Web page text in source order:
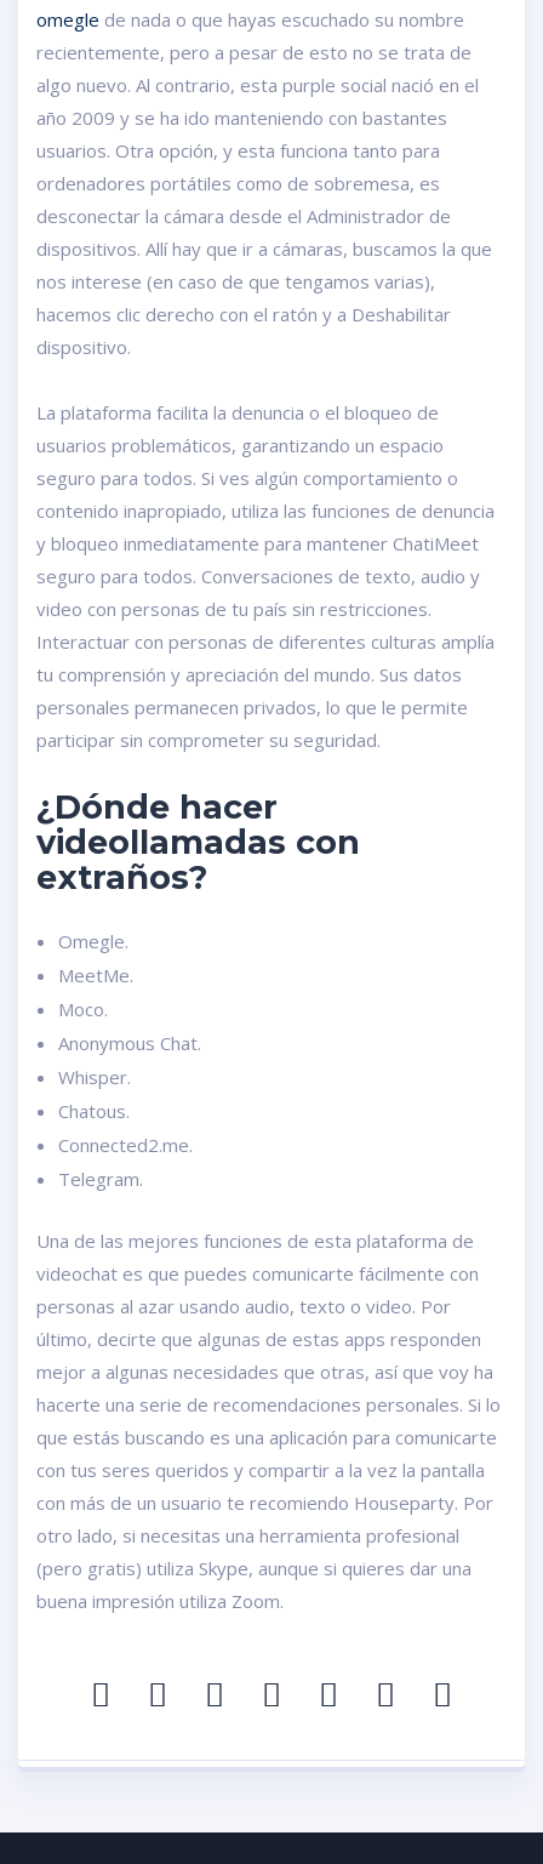
omegle de nada o que hayas escuchado su nombre
recientemente, pero a pesar de esto no se trata de
algo nuevo. Al contrario, esta purple social nació en el
año 2009 y se ha ido manteniendo con bastantes
usuarios. Otra opción, y esta funciona tanto para
ordenadores portátiles como de sobremesa, es
desconectar la cámara desde el Administrador de
dispositivos. Allí hay que ir a cámaras, buscamos la que
nos interese (en caso de que tengamos varias),
hacemos clic derecho con el ratón y a Deshabilitar
dispositivo.
La plataforma facilita la denuncia o el bloqueo de
usuarios problemáticos, garantizando un espacio
seguro para todos. Si ves algún comportamiento o
contenido inapropiado, utiliza las funciones de denuncia
y bloqueo inmediatamente para mantener ChatiMeet
seguro para todos. Conversaciones de texto, audio y
video con personas de tu país sin restricciones.
Interactuar con personas de diferentes culturas amplía
tu comprensión y apreciación del mundo. Sus datos
personales permanecen privados, lo que le permite
participar sin comprometer su seguridad.
¿Dónde hacer
videollamadas con
extraños?
Omegle.
MeetMe.
Moco.
Anonymous Chat.
Whisper.
Chatous.
Connected2.me.
Telegram.
Una de las mejores funciones de esta plataforma de
videochat es que puedes comunicarte fácilmente con
personas al azar usando audio, texto o video. Por
último, decirte que algunas de estas apps responden
mejor a algunas necesidades que otras, así que voy ha
hacerte una serie de recomendaciones personales. Si lo
que estás buscando es una aplicación para comunicarte
con tus seres queridos y compartir a la vez la pantalla
con más de un usuario te recomiendo Houseparty. Por
otro lado, si necesitas una herramienta profesional
(pero gratis) utiliza Skype, aunque si quieres dar una
buena impresión utiliza Zoom.